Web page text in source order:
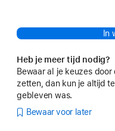
In
Heb je meer tijd nodig?
Bewaar al je keuzes
zetten, dan kun je altijd
gebleven was.
Bewaar voor later